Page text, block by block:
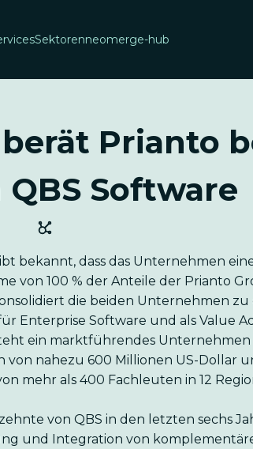
Sektorenneomerge-hub
Prianto
Software
bekannt, dass das Unternehmen
von 100 % der Anteile der Prianto
die beiden Unternehmen
Enterprise Software und als Value
ein marktführendes Unternehmen
von nahezu 600 Millionen US-Dollar
mehr als 400 Fachleuten in 12
von QBS in den letzten sechs
und Integration von